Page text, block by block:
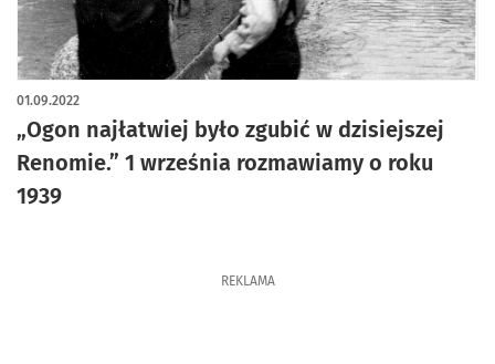
„Ogon najłatwiej było zgubić w dzisiejszej
Renomie.” 1 września rozmawiamy o roku
1939
01.09.2022
artykuł z galerią zdjęć
REKLAMA